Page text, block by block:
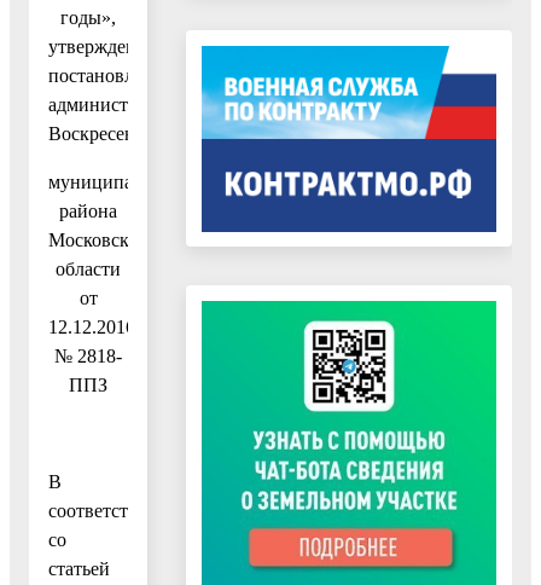
годы»,
утвержденную
постановлением
администрации
Воскресенского
муниципального
района
Московской
области
от
12.12.2016
№ 2818-
ППЗ
В
соответствии
со
статьей